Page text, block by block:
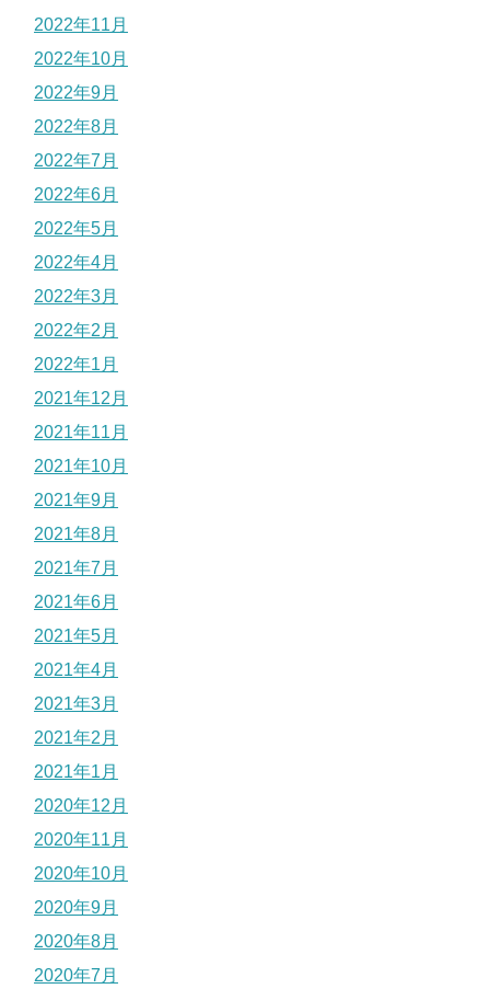
2022年11月
2022年10月
2022年9月
2022年8月
2022年7月
2022年6月
2022年5月
2022年4月
2022年3月
2022年2月
2022年1月
2021年12月
2021年11月
2021年10月
2021年9月
2021年8月
2021年7月
2021年6月
2021年5月
2021年4月
2021年3月
2021年2月
2021年1月
2020年12月
2020年11月
2020年10月
2020年9月
2020年8月
2020年7月